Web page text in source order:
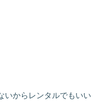
いからレンタルでもいい